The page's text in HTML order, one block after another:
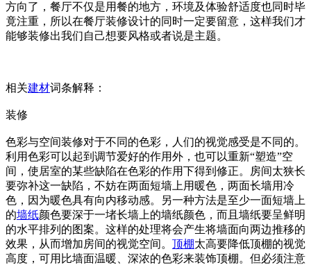
方向了，餐厅不仅是用餐的地方，环境及体验舒适度也同时毕
竟注重，所以在餐厅装修设计的同时一定要留意，这样我们才
能够装修出我们自己想要风格或者说是主题。
相关建材词条解释：
装修
色彩与空间装修对于不同的色彩，人们的视觉感受是不同的。
利用色彩可以起到调节爱好的作用外，也可以重新“塑造”空
间，使居室的某些缺陷在色彩的作用下得到修正。房间太狭长
要弥补这一缺陷，不妨在两面短墙上用暖色，两面长墙用冷
色，因为暖色具有向内移动感。另一种方法是至少一面短墙上
的墙纸颜色要深于一堵长墙上的墙纸颜色，而且墙纸要呈鲜明
的水平排列的图案。这样的处理将会产生将墙面向两边推移的
效果，从而增加房间的视觉空间。 顶棚太高要降低顶棚的视觉
高度，可用比墙面温暖、深浓的色彩来装饰顶棚。但必须注意